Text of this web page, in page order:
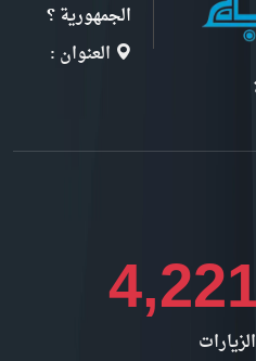
الجمهورية ؟
العنوان :